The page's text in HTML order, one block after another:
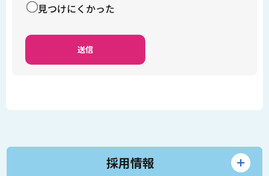
見つけにくかった
採用情報